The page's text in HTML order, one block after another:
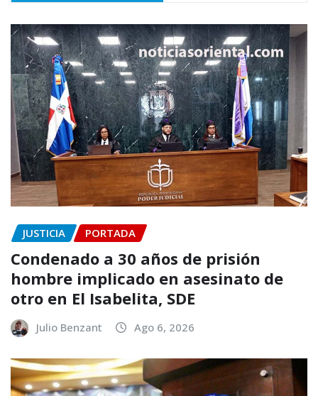
JUSTICIA PORTADA
Condenado a 30 años de prisión
hombre implicado en asesinato de
otro en El Isabelita, SDE
Julio Benzant Ago 6, 2026